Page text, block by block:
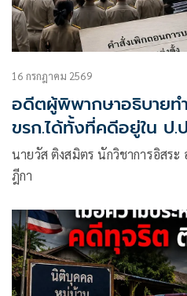
16 กรกฎาคม 2569
อดีตผู้พิพากษาอธิบายท
ขรก.ได้ทั้งที่คดีอยู่ใน ป.
นายวัส ติงสมิตร นักวิชาการอิสร
ฎีกา